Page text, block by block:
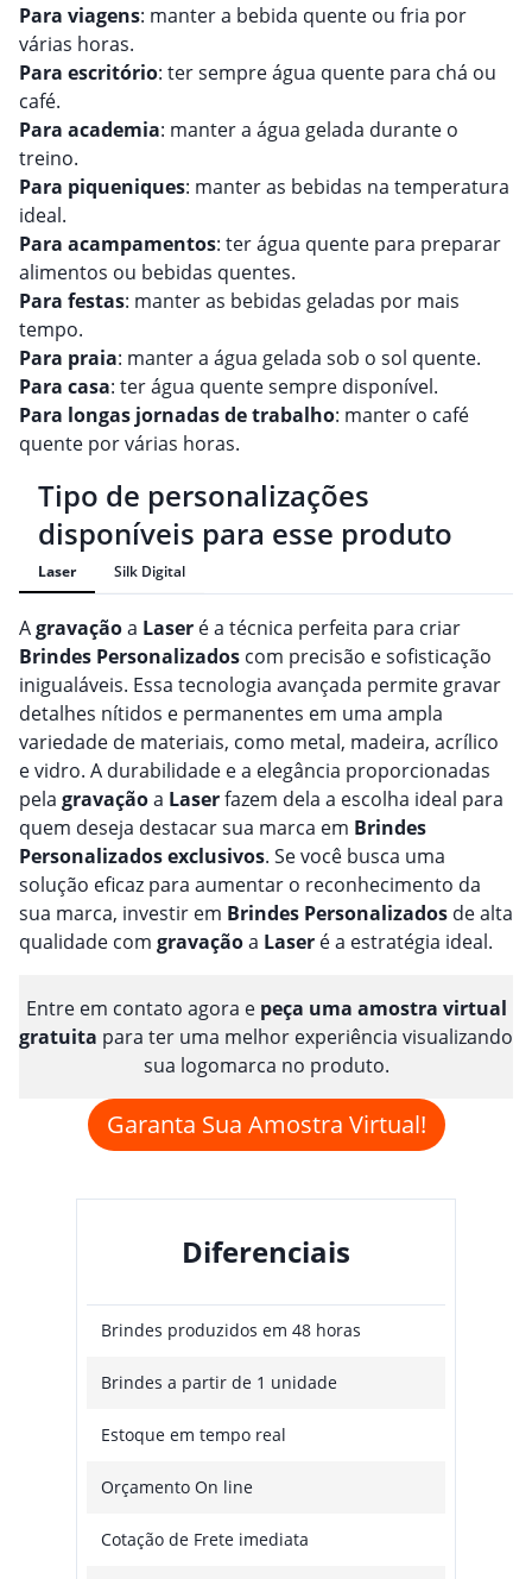
Para viagens: manter a bebida quente ou fria por
várias horas.
Para escritório: ter sempre água quente para chá ou
café.
Para academia: manter a água gelada durante o
treino.
Para piqueniques: manter as bebidas na temperatura
ideal.
Para acampamentos: ter água quente para preparar
alimentos ou bebidas quentes.
Para festas: manter as bebidas geladas por mais
tempo.
Para praia: manter a água gelada sob o sol quente.
Para casa: ter água quente sempre disponível.
Para longas jornadas de trabalho: manter o café
quente por várias horas.
Tipo de personalizações
disponíveis para esse produto
Laser Silk Digital
Agravaçãoa Laser é a técnica perfeita para criar
Brindes Personalizados com precisão e sofisticação
inigualáveis. Essa tecnologia avançada permite gravar
detalhes nítidos e permanentes em uma ampla
variedade de materiais, como metal, madeira, acrílico
e vidro. A durabilidade e a elegância proporcionadas
pela gravaçãoa Laserfazem dela a escolha ideal para
quem deseja destacar sua marca em Brindes
Personalizadosexclusivos. Se você busca uma
solução eficaz para aumentar o reconhecimento da
sua marca, investir em Brindes Personalizados de alta
qualidade com gravaçãoa Laser é a estratégia ideal.
Entre em contato agora e peça uma amostra virtual
gratuita para ter uma melhor experiência visualizando
sua logomarca no produto.
Garanta Sua Amostra Virtual!
Diferenciais
Brindes produzidos em 48 horas
Brindes a partir de 1 unidade
Estoque em tempo real
Orçamento On line
Cotação de Frete imediata